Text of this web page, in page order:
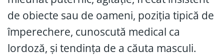
de obiecte sau de oameni, poziția tipică de
împerechere, cunoscută medical ca
lordoză, și tendința de a căuta masculi.